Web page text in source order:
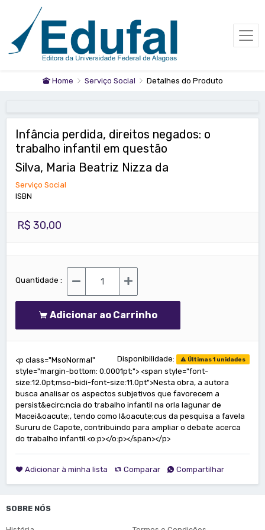
Home Serviço Social Detalhes do Produto
Infância perdida, direitos negados: o
trabalho infantil em questão
Silva, Maria Beatriz Nizza da
Serviço Social
ISBN
R$ 30,00
Quantidade :
Adicionar ao Carrinho
Disponibilidade: Últimas 1 unidades
<p class="MsoNormal"
style="margin-bottom: 0.0001pt;"> <span style="font-
size:12.0pt;mso-bidi-font-size:11.0pt">Nesta obra, a autora
busca analisar os aspectos subjetivos que favorecem a
persist&ecirc;ncia do trabalho infantil na orla lagunar de
Macei&oacute;, tendo como l&oacute;cus da pesquisa a favela
Sururu de Capote, contribuindo para ampliar o debate acerca
do trabalho infantil.<o:p></o:p></span></p>
Adicionar à minha lista Comparar Compartilhar
SOBRE NÓS